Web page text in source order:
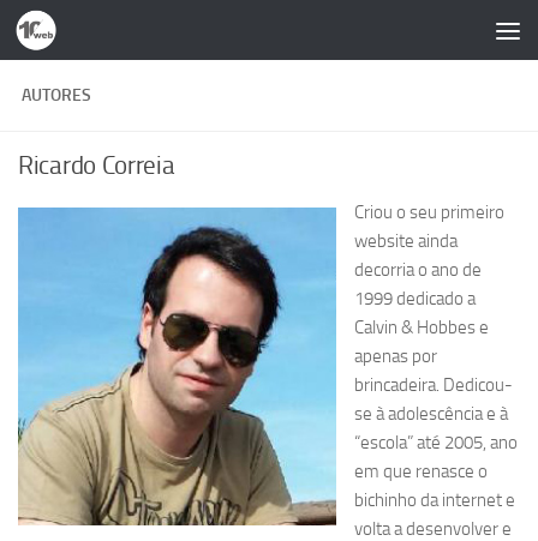
Skip to content
AUTORES
Ricardo Correia
Criou o seu primeiro
website ainda
decorria o ano de
1999 dedicado a
Calvin & Hobbes e
apenas por
brincadeira. Dedicou-
se à adolescência e à
“escola” até 2005, ano
em que renasce o
bichinho da internet e
volta a desenvolver e